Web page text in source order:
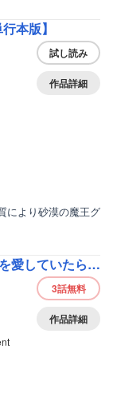
本版】
試し読み
作品詳細
により砂漠の魔王グ
名ばかり婚約者の王子様、実は私のことを愛していたらしい【フルカラー】
3話無料
作品詳細